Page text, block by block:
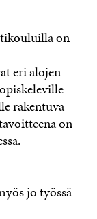
on
eri alojen
rakentuva
on
jo työssä